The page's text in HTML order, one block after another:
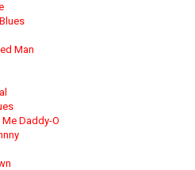
Man
Daddy-O